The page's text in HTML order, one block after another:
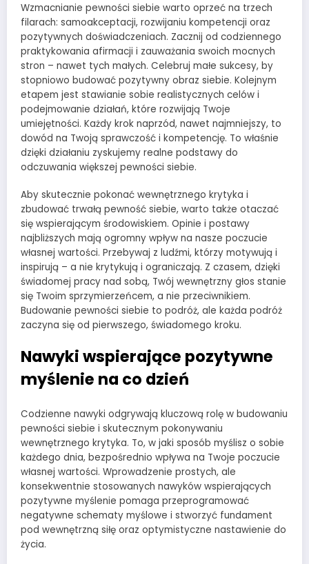
Wzmacnianie pewności siebie warto oprzeć na trzech
filarach: samoakceptacji, rozwijaniu kompetencji oraz
pozytywnych doświadczeniach. Zacznij od codziennego
praktykowania afirmacji i zauważania swoich mocnych
stron – nawet tych małych. Celebruj małe sukcesy, by
stopniowo budować pozytywny obraz siebie. Kolejnym
etapem jest stawianie sobie realistycznych celów i
podejmowanie działań, które rozwijają Twoje
umiejętności. Każdy krok naprzód, nawet najmniejszy, to
dowód na Twoją sprawczość i kompetencję. To właśnie
dzięki działaniu zyskujemy realne podstawy do
odczuwania większej pewności siebie.
Aby skutecznie pokonać wewnętrznego krytyka i
zbudować trwałą pewność siebie, warto także otaczać
się wspierającym środowiskiem. Opinie i postawy
najbliższych mają ogromny wpływ na nasze poczucie
własnej wartości. Przebywaj z ludźmi, którzy motywują i
inspirują – a nie krytykują i ograniczają. Z czasem, dzięki
świadomej pracy nad sobą, Twój wewnętrzny głos stanie
się Twoim sprzymierzeńcem, a nie przeciwnikiem.
Budowanie pewności siebie to podróż, ale każda podróż
zaczyna się od pierwszego, świadomego kroku.
Nawyki wspierające pozytywne
myślenie na co dzień
Codzienne nawyki odgrywają kluczową rolę w budowaniu
pewności siebie i skutecznym pokonywaniu
wewnętrznego krytyka. To, w jaki sposób myślisz o sobie
każdego dnia, bezpośrednio wpływa na Twoje poczucie
własnej wartości. Wprowadzenie prostych, ale
konsekwentnie stosowanych nawyków wspierających
pozytywne myślenie pomaga przeprogramować
negatywne schematy myślowe i stworzyć fundament
pod wewnętrzną siłę oraz optymistyczne nastawienie do
życia.